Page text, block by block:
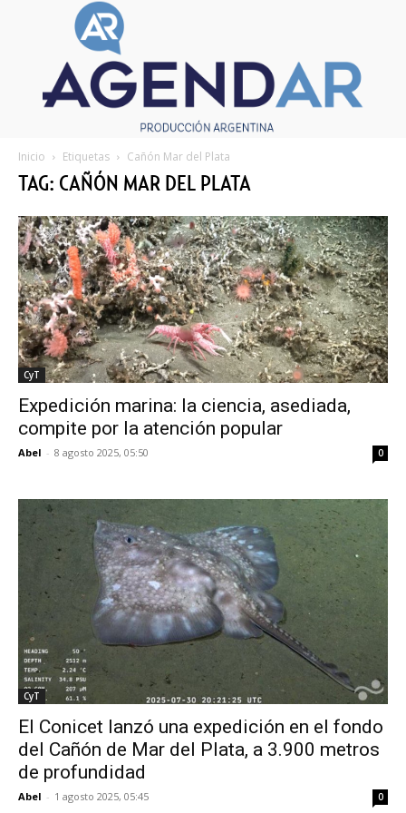
Inicio Etiquetas Cañón Mar del Plata
TAG: CAÑÓN MAR DEL PLATA
CyT
Expedición marina: la ciencia, asediada,
compite por la atención popular
Abel - 8 agosto 2025, 05:50 0
CyT
El Conicet lanzó una expedición en el fondo
del Cañón de Mar del Plata, a 3.900 metros
de profundidad
Abel - 1 agosto 2025, 05:45 0